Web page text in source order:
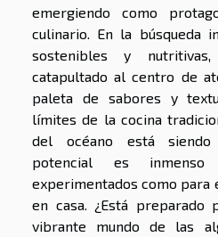
emergiendo como
culinario. En la búsqueda
sostenibles y
catapultado al centro de
paleta de sabores y
límites de la cocina
del océano está
potencial es
experimentados como para
en casa. ¿Está preparado
vibrante mundo de las